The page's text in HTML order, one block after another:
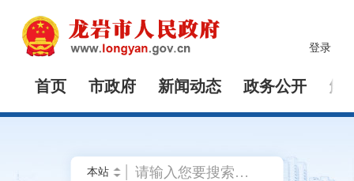
登录
首页 市政府 新闻动态 政务公开 解